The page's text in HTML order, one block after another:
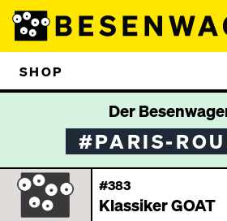
SHOP
Der
#PARIS-
#383
Klassiker GOAT